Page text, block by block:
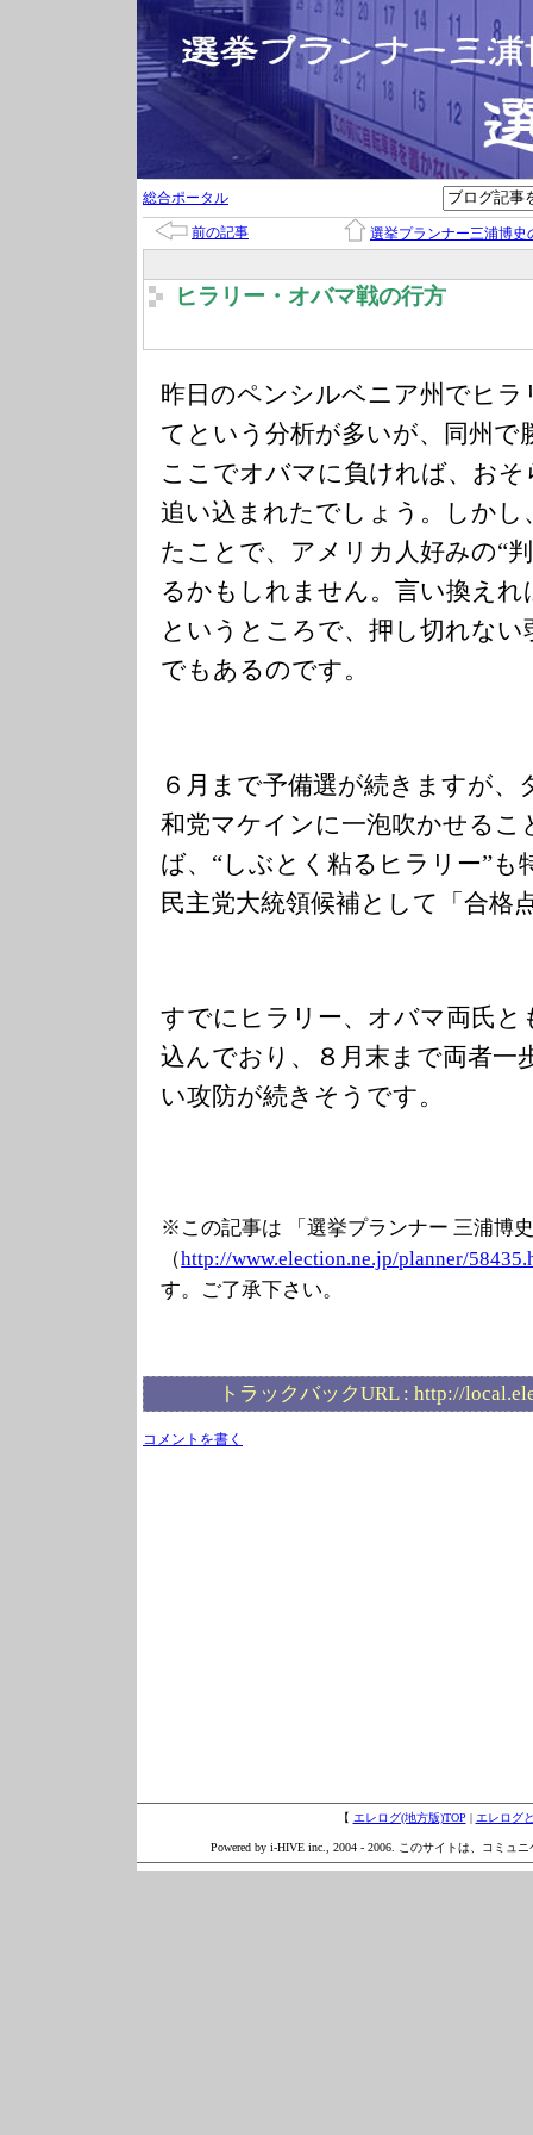
総合ポータル
前の記事 選挙プランナー三浦博史
ヒラリー・オバマ戦の行方
昨日のペンシルベニア州でヒ
てという分析が多いが、同州で
ここでオバマに負ければ、お
追い込まれたでしょう。しかし
たことで、アメリカ人好みの“
るかもしれません。言い換え
というところで、押し切れな
でもあるのです。
６月まで予備選が続きますが
和党マケインに一泡吹かせるこ
ば、“しぶとく粘るヒラリー”も
民主党大統領候補として「合格
すでにヒラリー、オバマ両氏と
込んでおり、８月末まで両者一
い攻防が続きそうです。
※この記事は 「選挙プランナー 三浦博
（http://www.election.ne.jp/planner/
す。ご了承下さい。
トラックバックURL : http://
コメントを書く
【 エレログ(地方版)TOP | エレログ
Powered by i-HIVE inc., 2004 - 2006. このサイトは、コミュ